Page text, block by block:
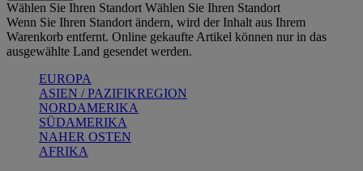
Wählen Sie Ihren Standort Wählen Sie Ihren Standort
Wenn Sie Ihren Standort ändern, wird der Inhalt aus Ihrem
Warenkorb entfernt. Online gekaufte Artikel können nur in das
ausgewählte Land gesendet werden.
EUROPA
ASIEN / PAZIFIKREGION
NORDAMERIKA
SÜDAMERIKA
NAHER OSTEN
AFRIKA